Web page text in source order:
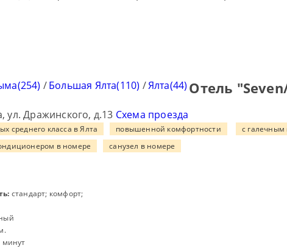
/Большая Ялта(110) /Ялта(44) Отель
ул. Дражинского, д.13 Схема проезда
среднего класса в Ялта повышенной комфортности с
в номере
санузел в номере
стандарт; комфорт;
минут